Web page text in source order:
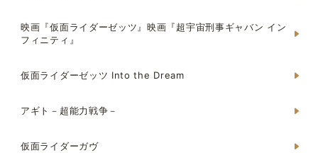
映画『仮面ライダーゼッツ』映画『超宇宙刑事ギャバン イン
フィニティ』
仮面ライダーゼッツ Into the Dream
アギト－超能力戦争－
仮面ライダーガヴ